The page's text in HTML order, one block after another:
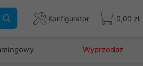
Konfigurator 0,00 zł
Wyprzedaż